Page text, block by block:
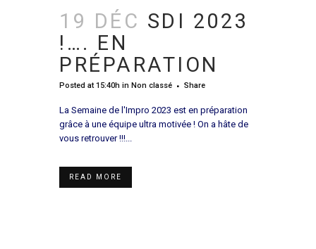
19 DÉC SDI 2023
!…. EN
PRÉPARATION
Posted at 15:40h in Non classé Share
La Semaine de l'Impro 2023 est en préparation
grâce à une équipe ultra motivée ! On a hâte de
vous retrouver !!!...
READ MORE